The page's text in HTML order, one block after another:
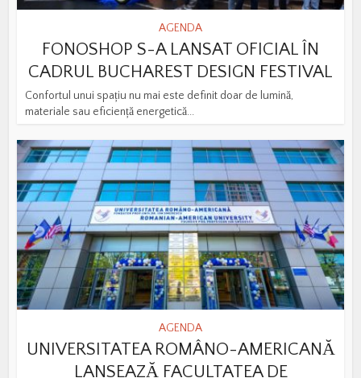
AGENDA
FONOSHOP S-A LANSAT OFICIAL ÎN
CADRUL BUCHAREST DESIGN FESTIVAL
Confortul unui spațiu nu mai este definit doar de lumină,
materiale sau eficiență energetică...
AGENDA
UNIVERSITATEA ROMÂNO-AMERICANĂ
LANSEAZĂ FACULTATEA DE